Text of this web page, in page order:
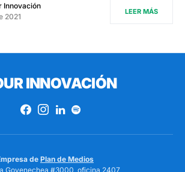
Innovación
2021
LEER MÁS
INNOVACIÓN
de Plan de Medios
Goyenechea #3000, oficina 2407